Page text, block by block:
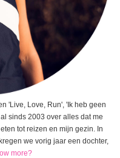
'Live, Love, Run', 'Ik heb geen
sinds 2003 over alles dat me
tot reizen en mijn gezin. In
we vorig jaar een dochter,
more?